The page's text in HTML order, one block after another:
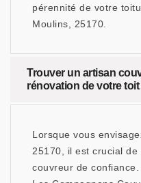
pérennité de votre
Moulins, 25170.
Trouver un artisan
rénovation de votre toit
Lorsque vous
25170, il est crucial
couvreur de